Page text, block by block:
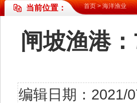
当前位置： 首页>海洋渔业
闸坡渔港
编辑日期：